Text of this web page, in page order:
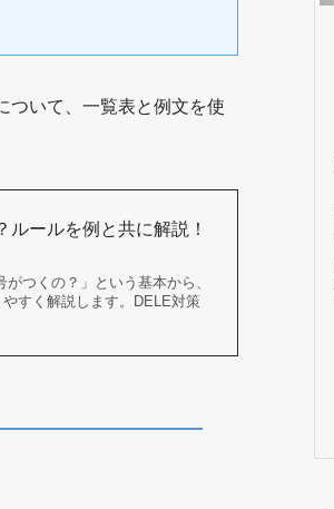
ついて、一覧表と例文を使
ルールを例と共に解説！
つくの？」という基本から、
すく解説します。DELE対策